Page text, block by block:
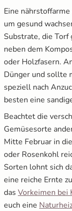
Eine
um gesund
Substrate, die Torf
neben dem
oder Holzfasern.
Dünger und sollte
speziell nach
besten eine
Beachtet die
Gemüsesorte
Mitte Februar in
oder Rosenkohl
Sorten lohnt sich
eine reiche Ernte
das Vorkeimen bei
euch eine